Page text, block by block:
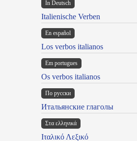
In Deutsch
Italienische Verben
En español
Los verbos italianos
Em portugues
Os verbos italianos
По русски
Итальянские глаголы
Στα ελληνικά
Ιταλικό Λεξικό